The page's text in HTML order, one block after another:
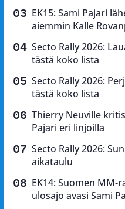
EK15: Sami Pajari
aiemmin Kalle
Secto Rally 2026:
tästä koko lista
Secto Rally 2026:
tästä koko lista
Thierry Neuville
Pajari eri linjoilla
Secto Rally 2026:
aikataulu
EK14: Suomen MM-
ulosajo avasi Sami